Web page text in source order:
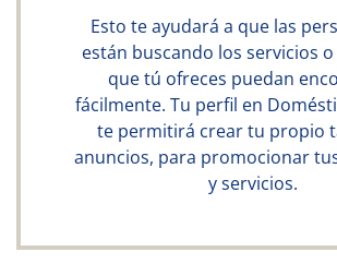
Esto te ayudará a que las
están buscando los servicios
que tú ofreces puedan
fácilmente. Tu perfil en
te permitirá crear tu propio
anuncios, para promocionar
y servicios.